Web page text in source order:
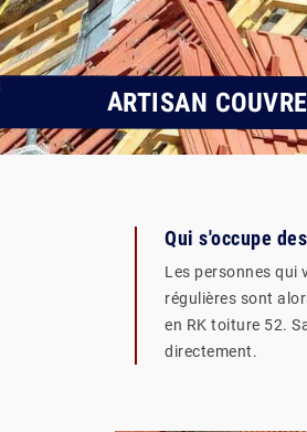
ARTISAN
Qui s'occupe
Les personnes qui
régulières sont
en RK toiture 52.
directement.